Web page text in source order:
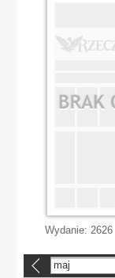
Wydanie: 2626
maj